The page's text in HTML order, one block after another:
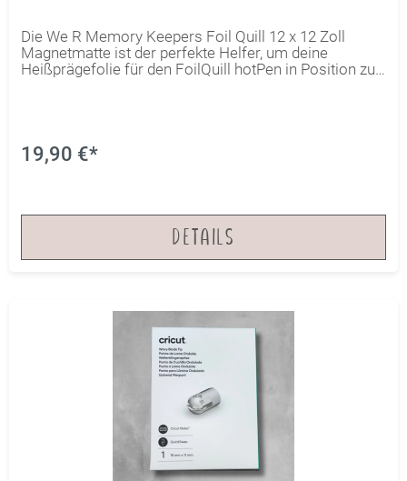
Die We R Memory Keepers Foil Quill 12 x 12 Zoll
Magnetmatte ist der perfekte Helfer, um deine
Heißprägefolie für den FoilQuill hotPen in Position zu
Schneidemaschinen: Cricut Maker, Cricut Explore,
Silhouette Cameo, Brother Scan und Cut SDX, Sizzix
19,90 €*
DETAILS